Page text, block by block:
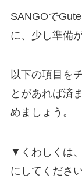
SANGOで
に、少し準備
以下の項目を
とがあれば済
めましょう。
▼くわしくは
にしてください